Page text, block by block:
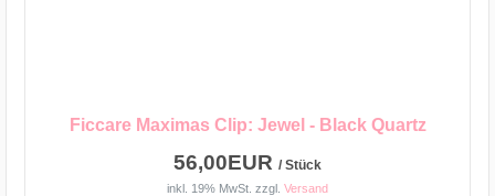
Ficcare Maximas Clip: Jewel - Black Quartz
56,00EUR / Stück
inkl. 19% MwSt. zzgl. Versand